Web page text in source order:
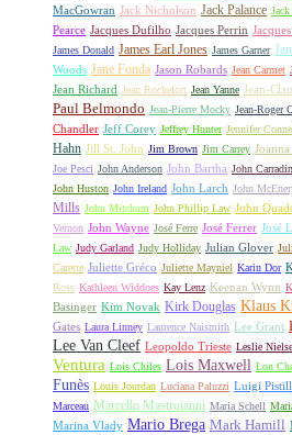
MacGowran Jack Nicholson Jack Palance
Pearce Jacques Dufilho Jacques Perrin
James Donald James Earl Jones James Garner
Woods Jane Fonda Jason Robards Jean Carmet
Jean Richard Jean Rochefort Jean Yanne Jean-
Paul Belmondo Jean-Pierre Mocky Jean-Roger
Chandler Jeff Corey Jeffrey Hunter Jennifer
Hahn Jill St. John Jim Brown Jim Carrey
Joe Pesci John Anderson John Bartha John
John Huston John Ireland John Larch John
Mills John Mitchum John Phillip Law John
Vernon John Wayne José Ferre José Ferrer José
Law Judy Garland Judy Holliday Julian Glover
Carette Juliette Gréco Juliette Mayniel Karin Dor
Ross Kathleen Widdoes Kay Lenz Keenan Wynn
Basinger Kim Novak Kirk Douglas Klaus
Gates Laura Linney Laurence Naismith Lee Grant
Lee Van Cleef Leopoldo Trieste Leslie
Ventura Lois Chiles Lois Maxwell Lon
Funès Louis Jourdan Luciana Paluzzi Luigi
Marceau Marcello Mastroianni Maria Schell
Marina Vlady Mario Brega Mark Hamill